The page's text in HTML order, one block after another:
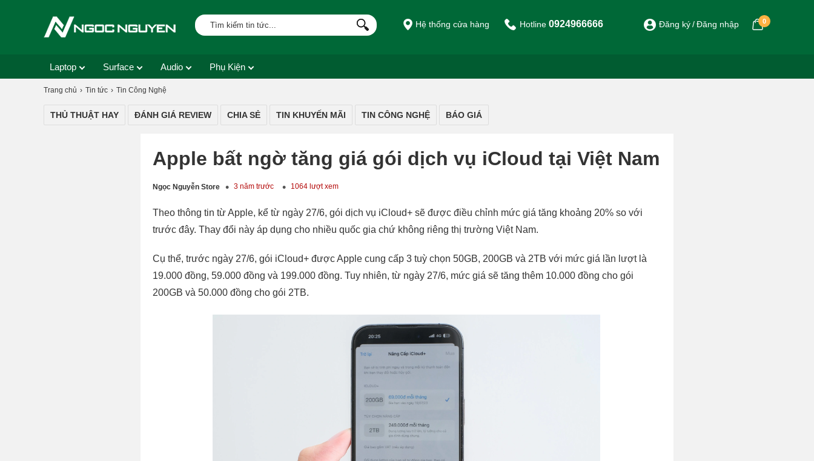
Hệ thống cửa hàng Hotline 0924966666 Đăng ký Đăng nhập 0
Laptop Surface Audio Phụ Kiện
Trang chủ Tin tức Tin Công Nghệ
THỦ THUẬT HAY ĐÁNH GIÁ REVIEW CHIA SẺ TIN KHUYẾN MÃI TIN CÔNG NGHỆ BÁO GIÁ
Apple bất ngờ tăng giá gói dịch vụ iCloud tại Việt Nam
Ngọc Nguyễn Store 3 năm trước 1064 lượt xem
Theo thông tin từ Apple, kể từ ngày 27/6, gói dịch vụ iCloud+ sẽ được điều chỉnh mức giá tăng khoảng 20% so với
trước đây. Thay đổi này áp dụng cho nhiều quốc gia chứ không riêng thị trường Việt Nam.
Cụ thể, trước ngày 27/6, gói iCloud+ được Apple cung cấp 3 tuỳ chọn 50GB, 200GB và 2TB với mức giá lần lượt là
19.000 đồng, 59.000 đồng và 199.000 đồng. Tuy nhiên, từ ngày 27/6, mức giá sẽ tăng thêm 10.000 đồng cho gói
200GB và 50.000 đồng cho gói 2TB.